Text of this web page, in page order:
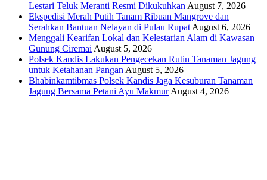
Lestari Teluk Meranti Resmi Dikukuhkan August 7, 2026
Ekspedisi Merah Putih Tanam Ribuan Mangrove dan
Serahkan Bantuan Nelayan di Pulau Rupat August 6, 2026
Menggali Kearifan Lokal dan Kelestarian Alam di Kawasan
Gunung Ciremai August 5, 2026
Polsek Kandis Lakukan Pengecekan Rutin Tanaman Jagung
untuk Ketahanan Pangan August 5, 2026
Bhabinkamtibmas Polsek Kandis Jaga Kesuburan Tanaman
Jagung Bersama Petani Ayu Makmur August 4, 2026